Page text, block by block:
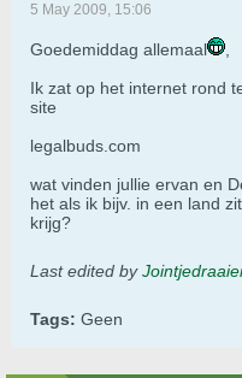
5 May 2009, 15:06
Goedemiddag allemaal
Ik zat op het internet rond
site
legalbuds.com
wat vinden jullie ervan en
het als ik bijv. in een land
krijg?
Last edited by
Tags: Geen